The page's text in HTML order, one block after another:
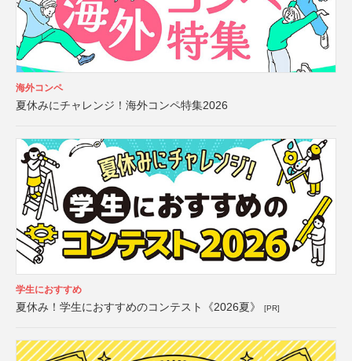
海外コンペ
夏休みにチャレンジ！海外コンペ特集2026
学生におすすめ
夏休み！学生におすすめのコンテスト《2026夏》 [PR]